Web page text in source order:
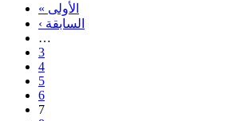
« الأولى
‹ السابقة
…
3
4
5
6
7